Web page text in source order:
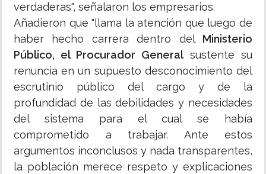
verdaderas", señalaron los empresarios.
Añadieron que "llama la atención que luego de
haber hecho carrera dentro del Ministerio
Público, el Procurador Generalsustente su
renuncia en un supuesto desconocimiento del
escrutinio público del cargo y de la
profundidad de las debilidades y necesidades
del sistema para el cual se había
comprometido a trabajar. Ante estos
argumentos inconclusos y nada transparentes,
la población merece respeto y explicaciones